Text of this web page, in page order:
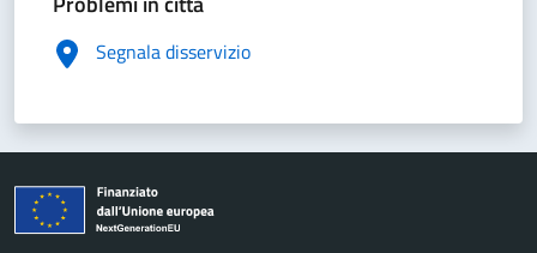
Segnala disservizio